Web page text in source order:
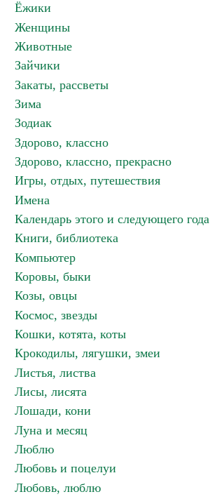
Ёжики
Женщины
Животные
Зайчики
Закаты, рассветы
Зима
Зодиак
Здорово, классно
Здорово, классно, прекрасно
Игры, отдых, путешествия
Имена
Календарь этого и следующего года
Книги, библиотека
Компьютер
Коровы, быки
Козы, овцы
Космос, звезды
Кошки, котята, коты
Крокодилы, лягушки, змеи
Листья, листва
Лисы, лисята
Лошади, кони
Луна и месяц
Люблю
Любовь и поцелуи
Любовь, люблю